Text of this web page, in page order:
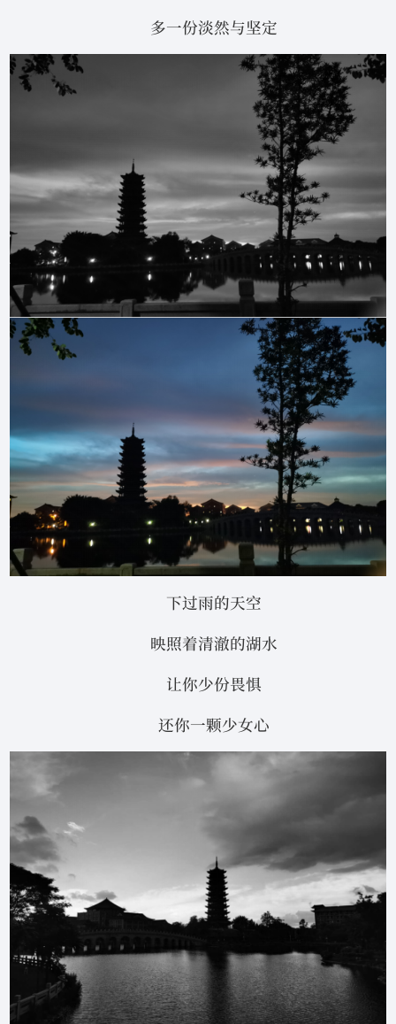
多一份淡然与坚定
下过雨的天空
映照着清澈的湖水
让你少份畏惧
还你一颗少女心